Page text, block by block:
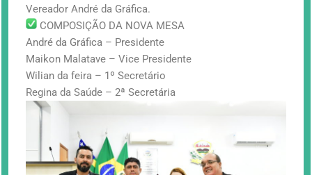
Vereador André da Gráfica.
COMPOSIÇÃO DA NOVA MESA
André da Gráfica – Presidente
Maikon Malatave – Vice Presidente
Wilian da feira – 1º Secretário
Regina da Saúde – 2ª Secretária